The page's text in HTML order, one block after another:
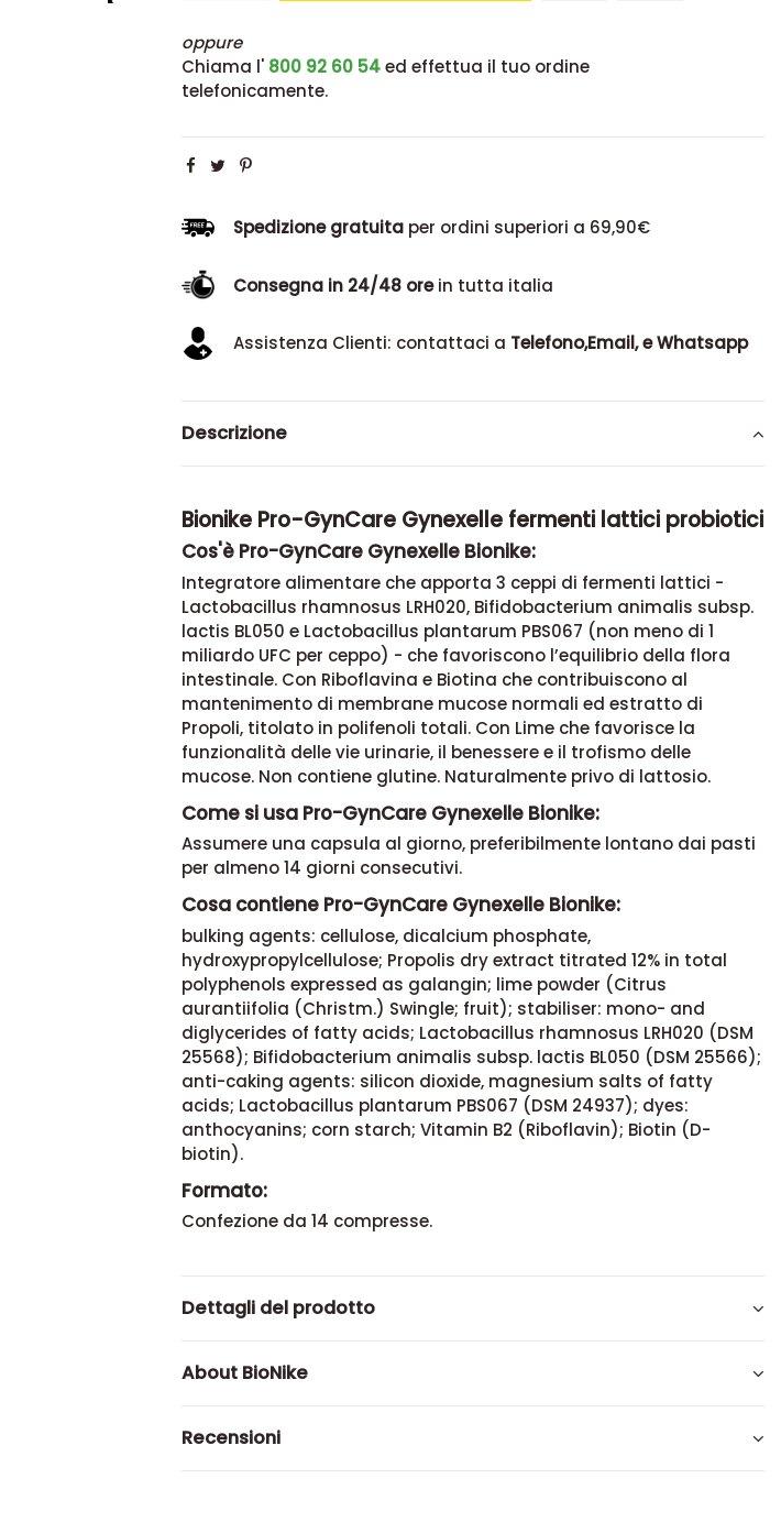
oppure
Chiama l' 800 92 60 54ed effettua il tuo ordine
telefonicamente.
Spedizione gratuitaper ordini superiori a 69,90€
Consegna in 24/48 orein tutta italia
Assistenza Clienti: contattaci a Telefono,Email, e Whatsapp
Descrizione
Bionike Pro-GynCare Gynexelle fermenti lattici probiotici
Cos'è Pro-GynCare Gynexelle Bionike:
Integratore alimentare che apporta 3 ceppi di fermenti lattici -
Lactobacillus rhamnosus LRH020, Bifidobacterium animalis subsp.
lactis BL050 e Lactobacillus plantarum PBS067 (non meno di 1
miliardo UFC per ceppo) - che favoriscono l’equilibrio della flora
intestinale. Con Riboflavina e Biotina che contribuiscono al
mantenimento di membrane mucose normali ed estratto di
Propoli, titolato in polifenoli totali. Con Lime che favorisce la
funzionalità delle vie urinarie, il benessere e il trofismo delle
mucose. Non contiene glutine. Naturalmente privo di lattosio.
Come si usa Pro-GynCare Gynexelle Bionike:
Assumere una capsula al giorno, preferibilmente lontano dai pasti
per almeno 14 giorni consecutivi.
Cosa contiene Pro-GynCare Gynexelle Bionike:
bulking agents: cellulose, dicalcium phosphate,
hydroxypropylcellulose; Propolis dry extract titrated 12% in total
polyphenols expressed as galangin; lime powder (Citrus
aurantiifolia (Christm.) Swingle; fruit); stabiliser: mono- and
diglycerides of fatty acids; Lactobacillus rhamnosus LRH020 (DSM
25568); Bifidobacterium animalis subsp. lactis BL050 (DSM 25566);
anti-caking agents: silicon dioxide, magnesium salts of fatty
acids; Lactobacillus plantarum PBS067 (DSM 24937); dyes:
anthocyanins; corn starch; Vitamin B2 (Riboflavin); Biotin (D-
biotin).
Formato:
Confezione da 14 compresse.
Dettagli del prodotto
About BioNike
Recensioni